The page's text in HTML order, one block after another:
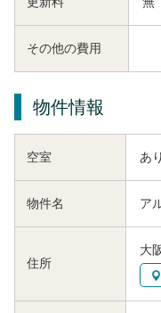
その他の費用
物件情報
空室 あり
物件名 ア
住所
大